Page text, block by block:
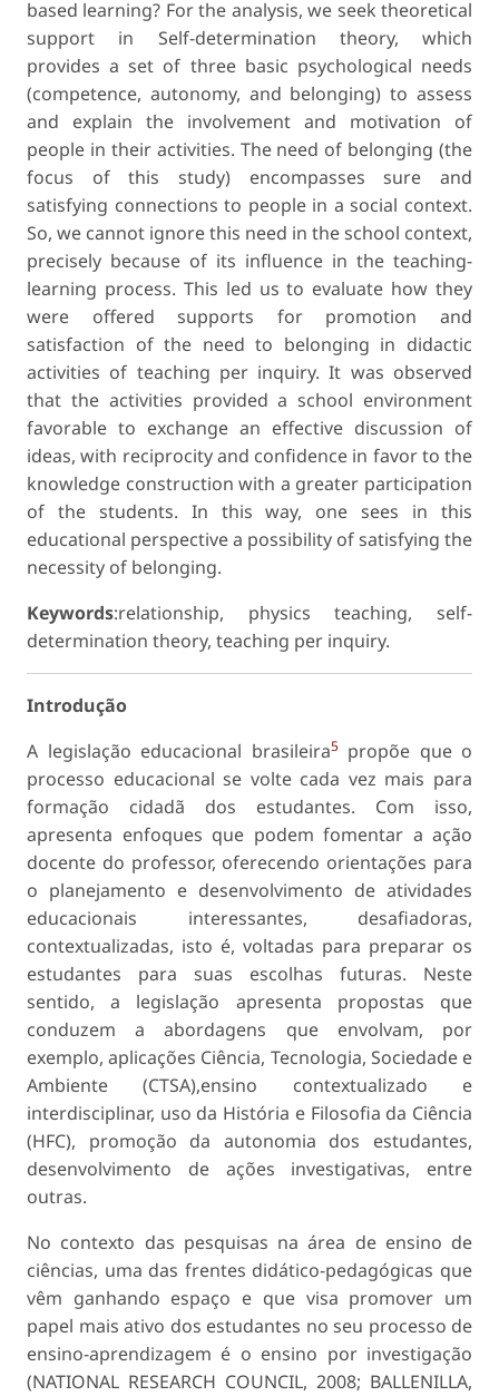
based learning? For the analysis, we seek theoretical
support in Self-determination theory, which
provides a set of three basic psychological needs
(competence, autonomy, and belonging) to assess
and explain the involvement and motivation of
people in their activities. The need of belonging (the
focus of this study) encompasses sure and
satisfying connections to people in a social context.
So, we cannot ignore this need in the school context,
precisely because of its influence in the teaching-
learning process. This led us to evaluate how they
were offered supports for promotion and
satisfaction of the need to belonging in didactic
activities of teaching per inquiry. It was observed
that the activities provided a school environment
favorable to exchange an effective discussion of
ideas, with reciprocity and confidence in favor to the
knowledge construction with a greater participation
of the students. In this way, one sees in this
educational perspective a possibility of satisfying the
necessity of belonging.
Keywords:relationship, physics teaching, self-
determination theory, teaching per inquiry.
Introdução
A legislação educacional brasileira5propõe que o
processo educacional se volte cada vez mais para
formação cidadã dos estudantes. Com isso,
apresenta enfoques que podem fomentar a ação
docente do professor, oferecendo orientações para
o planejamento e desenvolvimento de atividades
educacionais interessantes, desafiadoras,
contextualizadas, isto é, voltadas para preparar os
estudantes para suas escolhas futuras. Neste
sentido, a legislação apresenta propostas que
conduzem a abordagens que envolvam, por
exemplo, aplicações Ciência, Tecnologia, Sociedade e
Ambiente (CTSA),ensino contextualizado e
interdisciplinar, uso da História e Filosofia da Ciência
(HFC), promoção da autonomia dos estudantes,
desenvolvimento de ações investigativas, entre
outras.
No contexto das pesquisas na área de ensino de
ciências, uma das frentes didático-pedagógicas que
vêm ganhando espaço e que visa promover um
papel mais ativo dos estudantes no seu processo de
ensino-aprendizagem é o ensino por investigação
(NATIONAL RESEARCH COUNCIL, 2008; BALLENILLA,